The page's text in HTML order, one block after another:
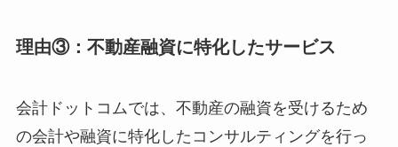
理由③：不動産融資に特化したサービス
会計ドットコムでは、不動産の融資を受けるため
の会計や融資に特化したコンサルティングを行っ